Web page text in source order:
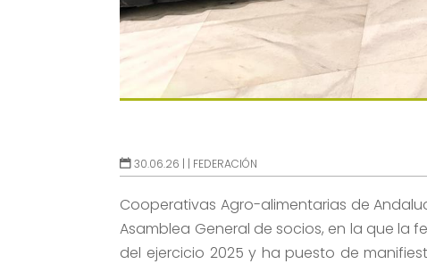
30.06.26 | | FEDERACIÓN
Cooperativas Agro-alimentarias de
Asamblea General de socios, en la que
del ejercicio 2025 y ha puesto de